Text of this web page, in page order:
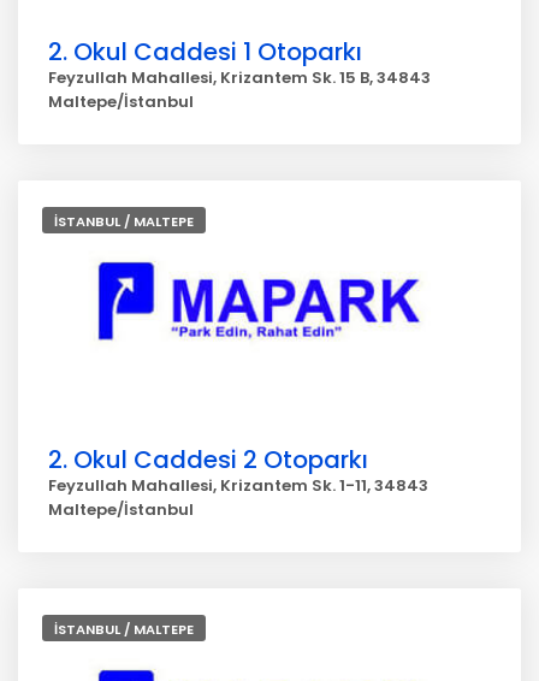
2. Okul Caddesi 1 Otoparkı
Feyzullah Mahallesi, Krizantem Sk. 15 B, 34843
Maltepe/İstanbul
İSTANBUL / MALTEPE
2. Okul Caddesi 2 Otoparkı
Feyzullah Mahallesi, Krizantem Sk. 1-11, 34843
Maltepe/İstanbul
İSTANBUL / MALTEPE